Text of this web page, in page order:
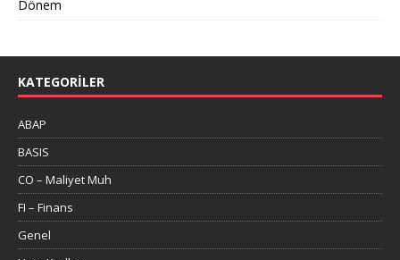
Dönem
KATEGORILER
ABAP
BASIS
CO – Maliyet Muh
FI – Finans
Genel